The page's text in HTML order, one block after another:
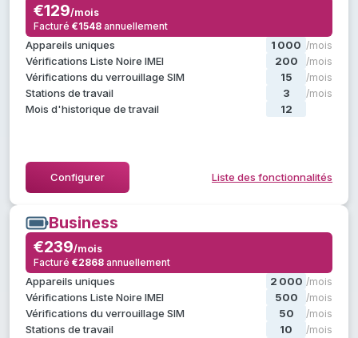
€129/mois
Facturé €1548 annuellement
Appareils uniques 1 000 /mois
Vérifications Liste Noire IMEI 200 /mois
Vérifications du verrouillage SIM 15 /mois
Stations de travail 3 /mois
Mois d'historique de travail 12
Configurer Liste des fonctionnalités
Tout ce qui est dans
Opérations par lots et de gestion
Groupes d'opérateurs
Rapports et statistiques
Masquer la liste des fonctionnalités
Business
€239/mois
Facturé €2868 annuellement
Appareils uniques 2 000 /mois
Vérifications Liste Noire IMEI 500 /mois
Vérifications du verrouillage SIM 50 /mois
Stations de travail 10 /mois
Tout ce qui est dans
, plus :
Créer des étiquettes personnalisées
Support prioritaire
Gestionnaire de compte dédié